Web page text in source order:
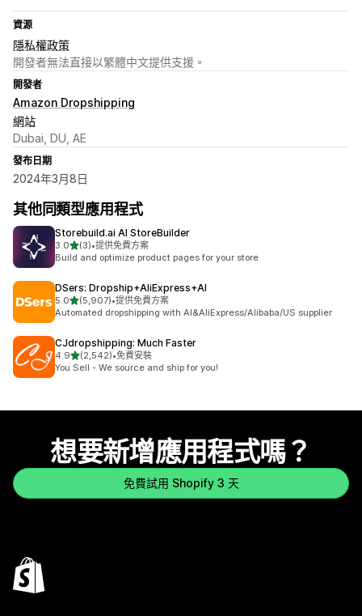
資源
隱私權政策
開發者無法直接以繁體中文提供支援。
開發者
Amazon Dropshipping
網站
Dubai, DU, AE
發布日期
2024年3月8日
其他同類型應用程式
Storebuild.ai AI StoreBuilder
3.0滿分 5 顆星
(3)
共有 3 則評價
•提供免費方案
Build and optimize product pages for your store
DSers: Dropship+AliExpress+AI
5.0滿分 5 顆星
(5,907)
共有 5907 則評價
•提供免費方案
Automated dropshipping with AI&AliExpress/Alibaba/US supplier
CJdropshipping: Much Faster
4.9滿分 5 顆星
(2,542)
共有 2542 則評價
•免費安裝
You Sell - We source and ship for you!
想要新增應用程式嗎？
免費試用 Shopify 3 天